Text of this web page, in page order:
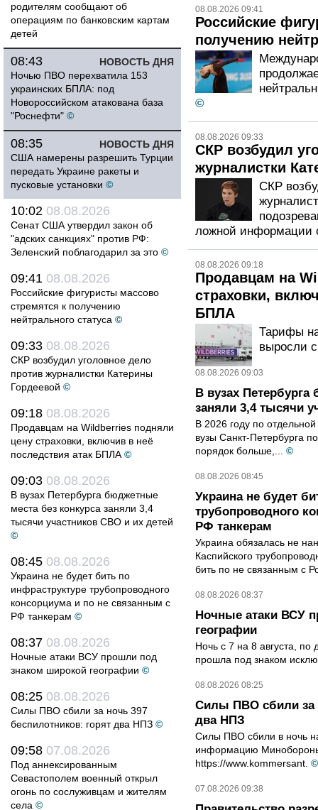
родителям сообщают об
операциям по банковским картам
детей
НОВОСТЬ ДНЯ
08:43
Ночью ПВО перехватила 153
украинских БПЛА: под
Новороссийском атакована база
"Роснефти" ©
НОВОСТЬ ДНЯ
08:35
США намерены разрешить Турции
передать Украине ракеты и
пусковые установки ©
10:02 08.08.2026
Сенат США утвердил закон об
"адских санкциях" против РФ:
Зеленский поблагодарил за это ©
09:41 08.08.2026
Российские фигуристы массово
стремятся к получению
нейтрального статуса ©
09:33 08.08.2026
СКР возбудил уголовное дело
против журналистки Катерины
Гордеевой ©
09:18 08.08.2026
Продавцам на Wildberries подняли
цену страховки, включив в неё
последствия атак БПЛА ©
09:03 08.08.2026
В вузах Петербурга бюджетные
места без конкурса заняли 3,4
тысячи участников СВО и их детей
©
08:45 08.08.2026
Украина не будет бить по
инфраструктуре трубопроводного
консорциума и по не связанным с
РФ танкерам ©
08:37 08.08.2026
Ночные атаки ВСУ прошли под
знаком широкой географии ©
08:25 08.08.2026
Силы ПВО сбили за ночь 397
беспилотников: горят два НПЗ ©
09:58 07.08.2026
Под аннексированным
Севастополем военный открыл
огонь по сослуживцам и жителям
села ©
08.08.2026 09:41
Российские
получению
©
08.08.2026 09:33
СКР возбудил
журналистки
СКР
ложной информации
08.08.2026 09:18
Продавцам на
страховки,
БПЛА
Тарифы
выросли
08.08.2026 09:03
В вузах
заняли 3,4 тысячи
В 2026 году по
вузы Санкт-Петербурга
порядок больше,...
©
08.08.2026 08:45
Украина не будет
трубопроводного
РФ танкерам
Украина обязалась не
Каспийского
бить по не связанным с
08.08.2026 08:37
Ночные атаки ВСУ
географии
Ночь с 7 на 8 августа,
прошла под знаком
08.08.2026 08:25
Силы ПВО сбили за
два НПЗ
Силы ПВО сбили в ночь на
информацию
https://www.kommersant. ©
07.08.2026 09:38